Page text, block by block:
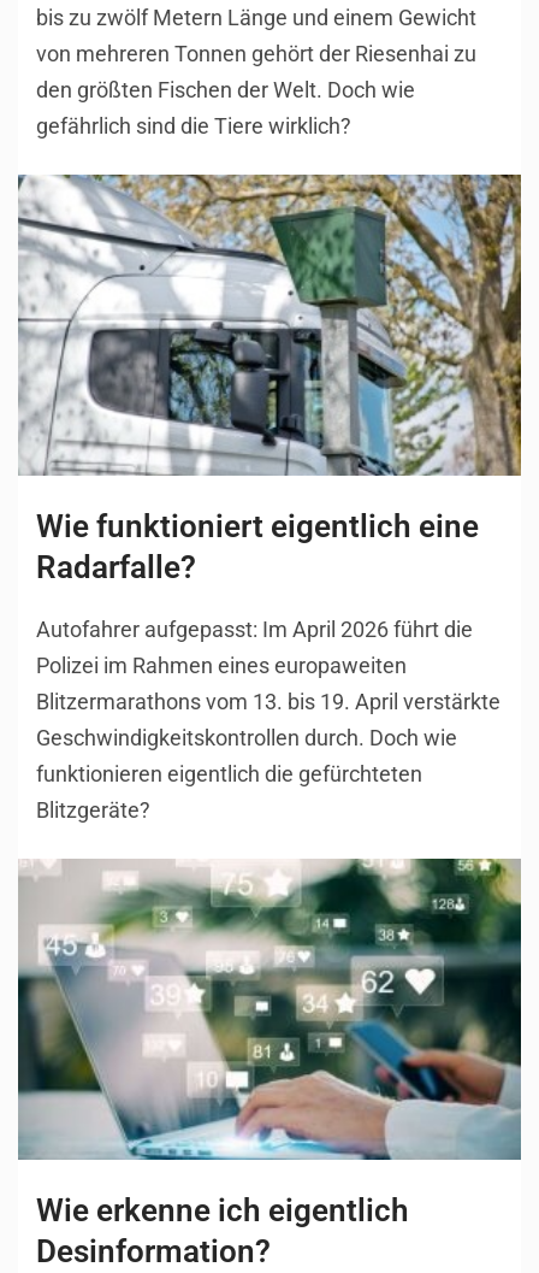
bis zu zwölf Metern Länge und einem Gewicht
von mehreren Tonnen gehört der Riesenhai zu
den größten Fischen der Welt. Doch wie
gefährlich sind die Tiere wirklich?
Wie funktioniert eigentlich eine
Radarfalle?
Autofahrer aufgepasst: Im April 2026 führt die
Polizei im Rahmen eines europaweiten
Blitzermarathons vom 13. bis 19. April verstärkte
Geschwindigkeitskontrollen durch. Doch wie
funktionieren eigentlich die gefürchteten
Blitzgeräte?
Wie erkenne ich eigentlich
Desinformation?